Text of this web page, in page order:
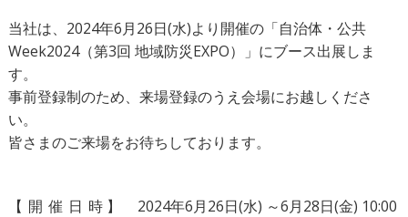
当社は、2024年6月26日(水)より開催の「自治体・公共
Week2024（第3回 地域防災EXPO）」にブース出展しま
す。
事前登録制のため、来場登録のうえ会場にお越しくださ
い。
皆さまのご来場をお待ちしております。
【 開 催 日 時】
2024年6月26日(水) ～6月28日(金) 10:00